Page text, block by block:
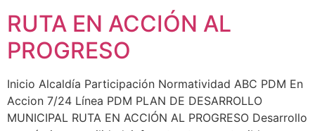
RUTA EN ACCIÓN AL
PROGRESO
Inicio Alcaldía Participación Normatividad ABC PDM En
Accion 7/24 Línea PDM PLAN DE DESARROLLO
MUNICIPAL RUTA EN ACCIÓN AL PROGRESO Desarrollo